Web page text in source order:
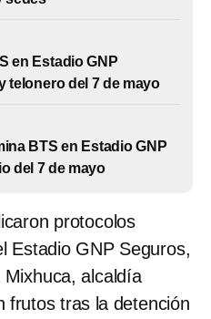
en Estadio GNP
telonero del 7 de mayo
BTS en Estadio GNP
del 7 de mayo
protocolos
Estadio GNP Seguros,
alcaldía
frutos tras la detención